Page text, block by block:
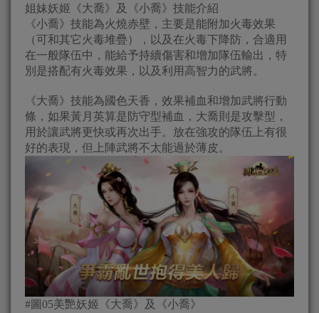
姐妹妖姬《大喬》及《小喬》技能介紹
《小喬》技能為火燒赤壁，主要是能附加火毒效果
（可和其它火毒堆疊），以及在火毒下降防，合適用
在一般隊伍中，能給予持續傷害和增加隊伍輸出，特
別是搭配有火毒效果，以及利用高智力的武將。
《大喬》技能為國色天香，效果補血和增加武將行動
條，如果黃月英算是防守型補血，大喬則是攻擊型，
用於讓武將更快或再次出手。放在強攻的隊伍上有很
好的表現，但上陣武將不太能過於薄皮。
#圖05美艷妖姬《大喬》及《小喬》